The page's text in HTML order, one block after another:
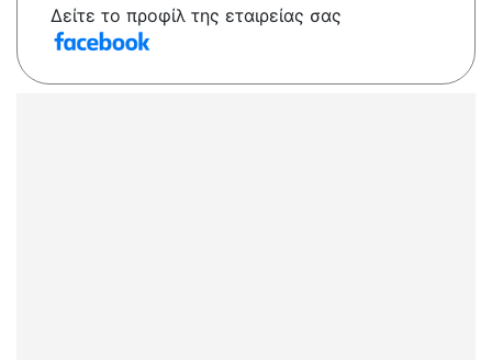
Δείτε το προφίλ της εταιρείας σας